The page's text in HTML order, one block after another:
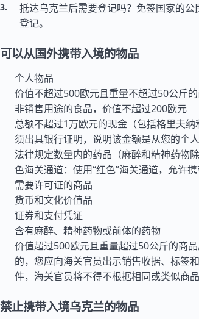
抵达乌克兰后需要登记吗？免签国家的
登记。
可以从国外携带入境的物品
个人物品
价值不超过500欧元且重量不超过50公斤
非销售用途的食品，价值不超过200欧元
总额不超过1万欧元的现金（包括格里夫
须出具银行证明，说明该金额是从您的个
法律规定数量内的药品（麻醉和精神药物
色海关通道：使用“红色”海关通道，允许
需要许可证的商品
货币和文化价值品
证券和支付凭证
含有麻醉、精神药物或前体的药物
价值超过500欧元且重量超过50公斤的商
的，您应向海关官员出示销售收据、标签
件，海关官员将不得不根据相同或类似商
禁止携带入境乌克兰的物品